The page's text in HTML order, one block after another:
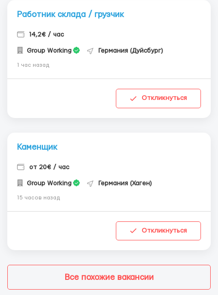
Работник склада / грузчик
14,2€ / час
Group Working Германия (Дуйсбург)
1 час назад
Откликнуться
Каменщик
от 20€ / час
Group Working Германия (Хаген)
15 часов назад
Откликнуться
Все похожие вакансии